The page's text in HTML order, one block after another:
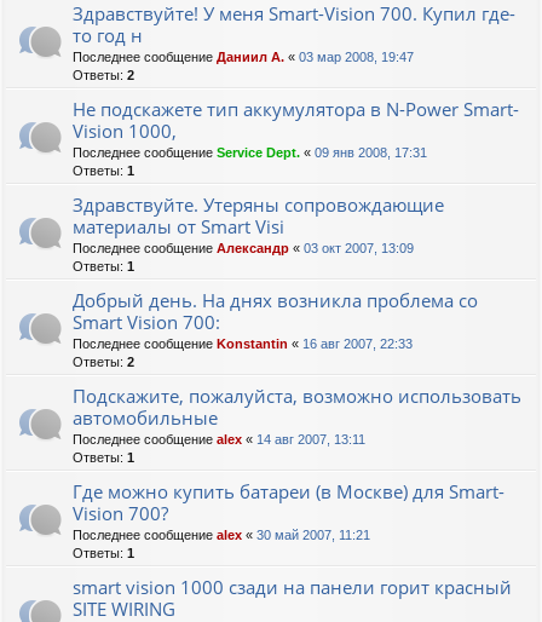
Здравствуйте! У меня Smart-Vision 700. Купил где-
то год н
Последнее сообщение Даниил А. « 03 мар 2008, 19:47
Ответы: 2
Не подскажете тип аккумулятора в N-Power Smart-
Vision 1000,
Последнее сообщение Service Dept. « 09 янв 2008, 17:31
Ответы: 1
Здравствуйте. Утеряны сопровождающие
материалы от Smart Visi
Последнее сообщение Александр « 03 окт 2007, 13:09
Ответы: 1
Добрый день. На днях возникла проблема со
Smart Vision 700:
Последнее сообщение Konstantin « 16 авг 2007, 22:33
Ответы: 2
Подскажите, пожалуйста, возможно использовать
автомобильные
Последнее сообщение alex « 14 авг 2007, 13:11
Ответы: 1
Где можно купить батареи (в Москве) для Smart-
Vision 700?
Последнее сообщение alex « 30 май 2007, 11:21
Ответы: 1
smart vision 1000 сзади на панели горит красный
SITE WIRING